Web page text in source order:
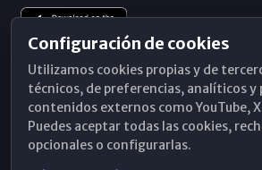
Configuración de cookies
Utilizamos cookies propias y de
técnicos, de preferencias, analíticos
contenidos externos como YouTube,
Puedes aceptar todas las cookies,
opcionales o configurarlas.